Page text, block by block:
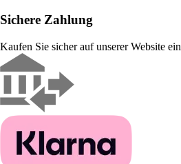
Sichere Zahlung
Kaufen Sie sicher auf unserer Website ein